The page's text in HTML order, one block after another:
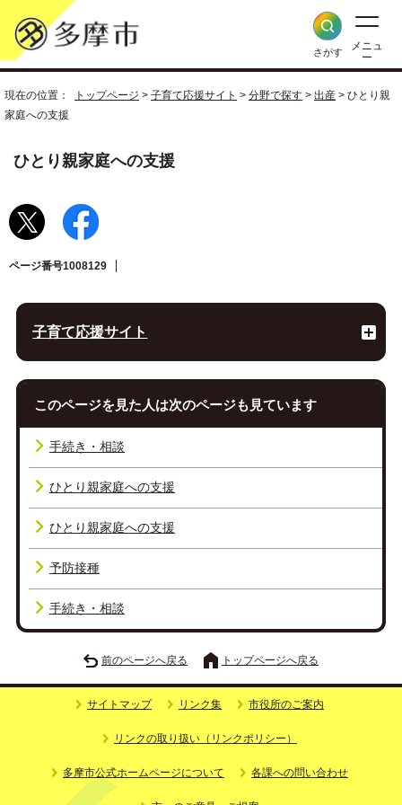
さがす
メニュ
ー
現在の位置： トップページ > 子育て応援サイト > 分野で探す > 出産 > ひとり親
家庭への支援
ひとり親家庭への支援
ページ番号1008129
子育て応援サイト
このページを見た人は次のページも見ています
手続き・相談
ひとり親家庭への支援
ひとり親家庭への支援
予防接種
手続き・相談
前のページへ戻る トップページへ戻る
サイトマップ リンク集 市役所のご案内
リンクの取り扱い（リンクポリシー）
多摩市公式ホームページについて 各課への問い合わせ